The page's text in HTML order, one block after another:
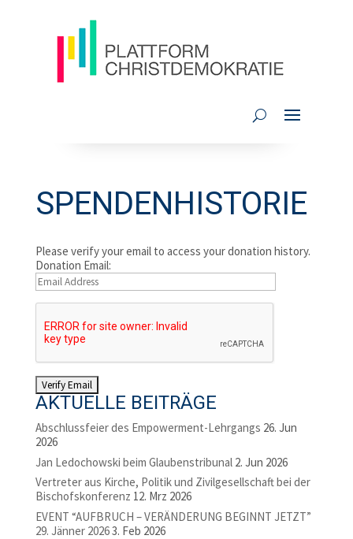
SPENDENHISTORIE
Please verify your email to access your donation history.
Donation Email:
AKTUELLE BEITRÄGE
Abschlussfeier des Empowerment-Lehrgangs 26. Jun
2026
Jan Ledochowski beim Glaubenstribunal 2. Jun 2026
Vertreter aus Kirche, Politik und Zivilgesellschaft bei der
Bischofskonferenz 12. Mrz 2026
EVENT “AUFBRUCH – VERÄNDERUNG BEGINNT JETZT”
29. Jänner 20263. Feb 2026